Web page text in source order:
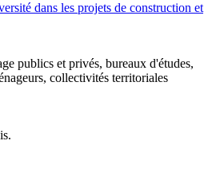
dans les projets de construction et
publics et privés, bureaux d'études,
collectivités territoriales